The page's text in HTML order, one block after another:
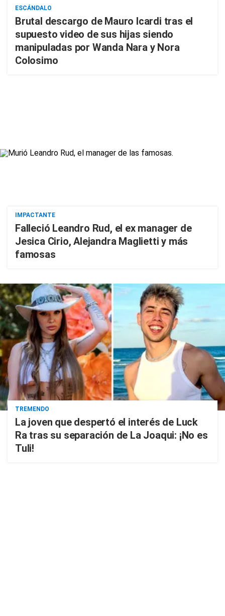
ESCÁNDALO
Brutal descargo de Mauro Icardi tras el
supuesto video de sus hijas siendo
manipuladas por Wanda Nara y Nora
Colosimo
IMPACTANTE
Falleció Leandro Rud, el ex manager de
Jesica Cirio, Alejandra Maglietti y más
famosas
TREMENDO
La joven que despertó el interés de Luck
Ra tras su separación de La Joaqui: ¡No es
Tuli!